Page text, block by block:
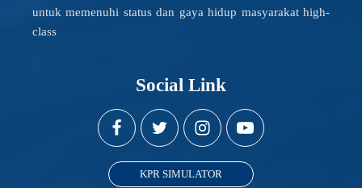
untuk memenuhi status dan gaya hidup masyarakat high-
class
Social Link
KPR SIMULATOR